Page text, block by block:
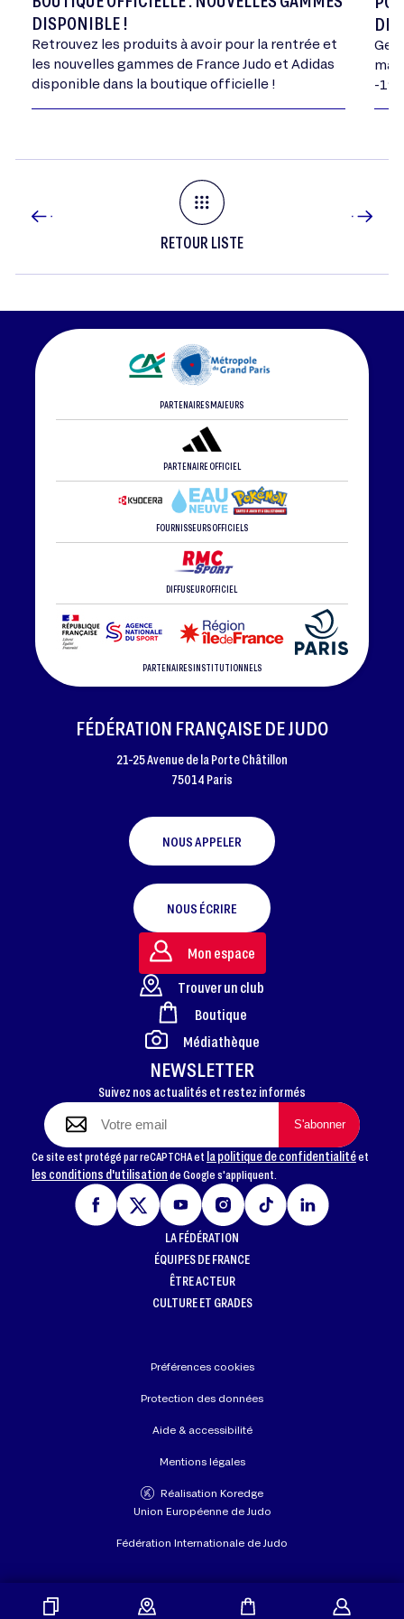
DISPONIBLE !
Retrouvez les produits à avoir pour la rentrée et
les nouvelles gammes de France Judo et Adidas
disponible dans la boutique officielle !
DE
-
RETOUR LISTE
PARTENAIRES MAJEURS
PARTENAIRE OFFICIEL
FOURNISSEURS OFFICIELS
DIFFUSEUR OFFICIEL
PARTENAIRES INSTITUTIONNELS
FOOTER
FÉDÉRATION FRANÇAISE DE JUDO
21-25 Avenue de la Porte Châtillon
75014 Paris
NOUS APPELER
NOUS ÉCRIRE
NEWSLETTER
Suivez nos actualités et restez informés
Ce site est protégé par reCAPTCHA et la politique de confidentialitéet
les conditions d'utilisationde Google s'appliquent.
Mon espace
Trouver un club
Boutique
Médiathèque
LA FÉDÉRATION
ÉQUIPES DE FRANCE
ÊTRE ACTEUR
CULTURE ET GRADES
Préférences cookies
Protection des données
Aide & accessibilité
Mentions légales
Réalisation Koredge
Union Européenne de Judo
Fédération Internationale de Judo